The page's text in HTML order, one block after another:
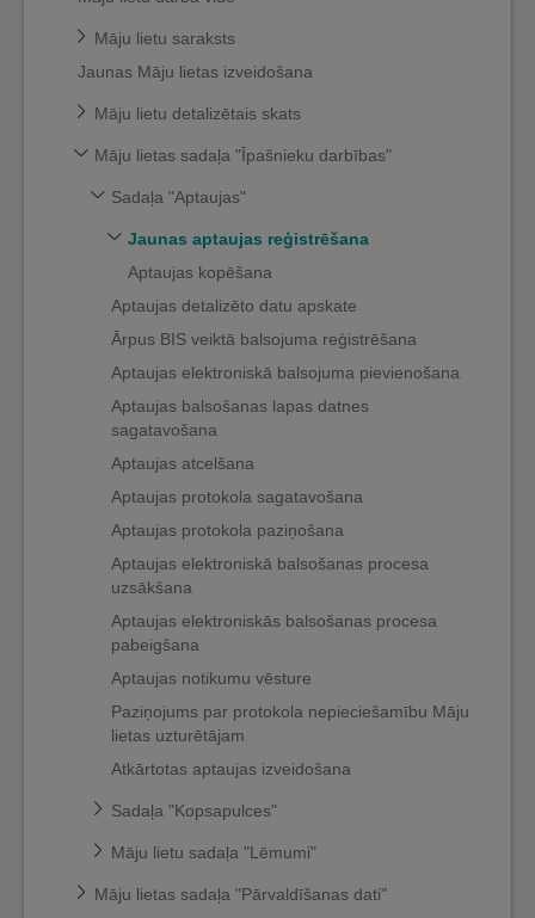
Māju lietu saraksts
Jaunas Māju lietas izveidošana
Māju lietu detalizētais skats
Māju lietas sadaļa "Īpašnieku darbības"
Sadaļa "Aptaujas"
Jaunas aptaujas reģistrēšana
Aptaujas kopēšana
Aptaujas detalizēto datu apskate
Ārpus BIS veiktā balsojuma reģistrēšana
Aptaujas elektroniskā balsojuma pievienošana
Aptaujas balsošanas lapas datnes
sagatavošana
Aptaujas atcelšana
Aptaujas protokola sagatavošana
Aptaujas protokola paziņošana
Aptaujas elektroniskā balsošanas procesa
uzsākšana
Aptaujas elektroniskās balsošanas procesa
pabeigšana
Aptaujas notikumu vēsture
Paziņojums par protokola nepieciešamību Māju
lietas uzturētājam
Atkārtotas aptaujas izveidošana
Sadaļa "Kopsapulces"
Māju lietu sadaļa "Lēmumi"
Māju lietas sadaļa "Pārvaldīšanas dati"